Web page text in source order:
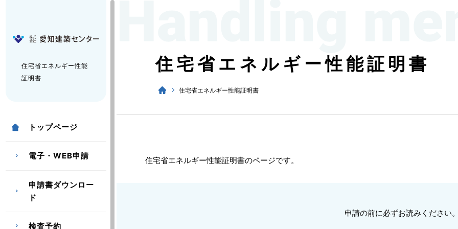
住宅省エネルギー性能
証明書
トップページ
電子・WEB申請
申請書ダウンロー
ド
検査予約
住宅省エネルギー性能証明書
住宅省エネルギー性能証明書
住宅省エネルギー性能証明書のページです。
申請の前に必ずお読みください